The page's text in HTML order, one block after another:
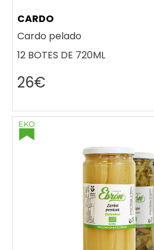
CARDO
Cardo pelado
12 BOTES DE 720ML
26€